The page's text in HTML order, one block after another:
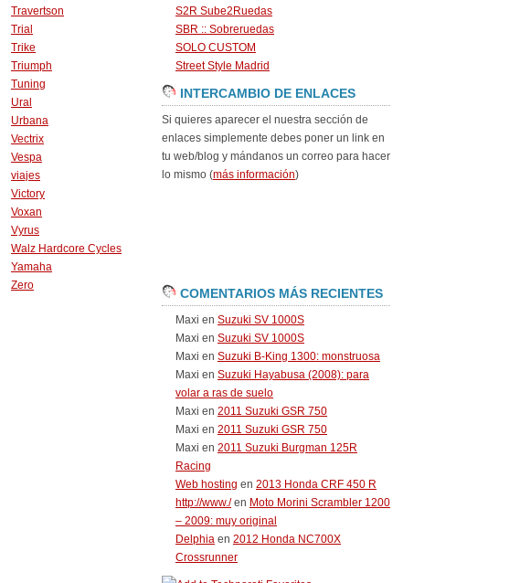
Travertson
Trial
Trike
Triumph
Tuning
Ural
Urbana
Vectrix
Vespa
viajes
Victory
Voxan
Vyrus
Walz Hardcore Cycles
Yamaha
Zero
S2R Sube2Ruedas
SBR :: Sobreruedas
SOLO CUSTOM
Street Style Madrid
INTERCAMBIO DE ENLACES
Si quieres aparecer el nuestra sección de
enlaces simplemente debes poner un link en
tu web/blog y mándanos un correo para hacer
lo mismo (más información)
COMENTARIOS MÁS RECIENTES
Maxi en Suzuki SV 1000S
Maxi en Suzuki SV 1000S
Maxi en Suzuki B-King 1300: monstruosa
Maxi en Suzuki Hayabusa (2008): para
volar a ras de suelo
Maxi en 2011 Suzuki GSR 750
Maxi en 2011 Suzuki GSR 750
Maxi en 2011 Suzuki Burgman 125R
Racing
Web hosting en 2013 Honda CRF 450 R
http://www./en Moto Morini Scrambler 1200
– 2009: muy original
Delphia en 2012 Honda NC700X
Crossrunner